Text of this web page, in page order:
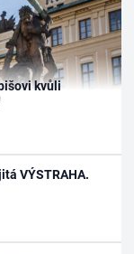
kvůli
VÝSTRAHA.